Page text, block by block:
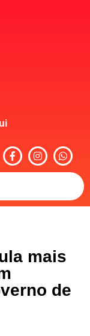
mais
de